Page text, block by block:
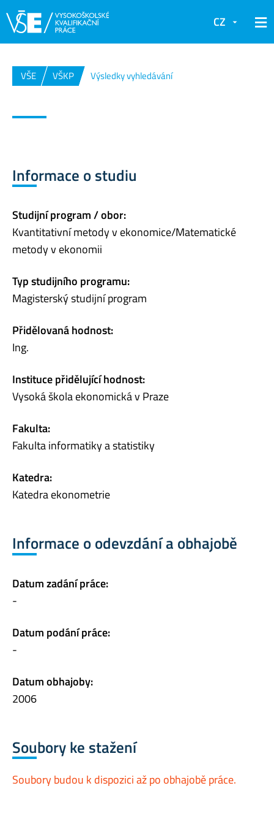
CZ
VŠE VŠKP Výsledky vyhledávání
Informace o studiu
Studijní program / obor:
Kvantitativní metody v ekonomice/Matematické
metody v ekonomii
Typ studijního programu:
Magisterský studijní program
Přidělovaná hodnost:
Ing.
Instituce přidělující hodnost:
Vysoká škola ekonomická v Praze
Fakulta:
Fakulta informatiky a statistiky
Katedra:
Katedra ekonometrie
Informace o odevzdání a obhajobě
Datum zadání práce:
-
Datum podání práce:
-
Datum obhajoby:
2006
Soubory ke stažení
Soubory budou k dispozici až po obhajobě práce.